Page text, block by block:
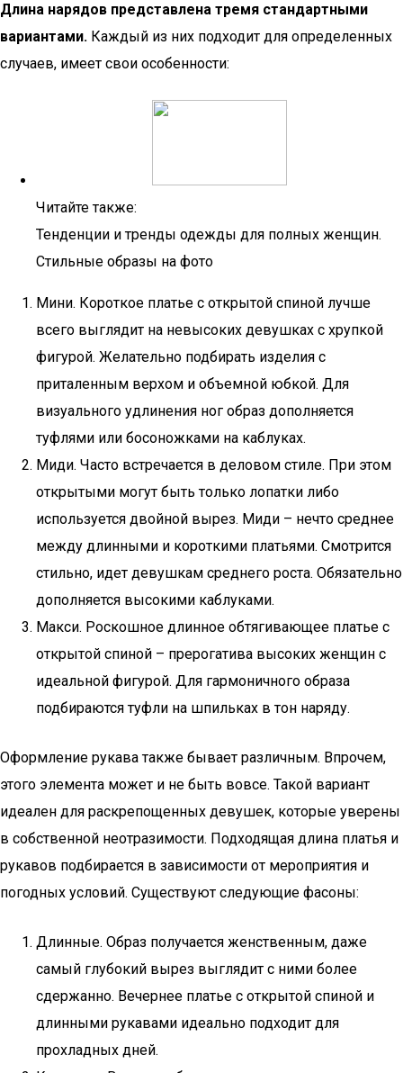
Длина нарядов представлена тремя стандартными
вариантами. Каждый из них подходит для определенных
случаев, имеет свои особенности:
Читайте также:
Тенденции и тренды одежды для полных женщин.
Стильные образы на фото
Мини. Короткое платье с открытой спиной лучше
всего выглядит на невысоких девушках с хрупкой
фигурой. Желательно подбирать изделия с
приталенным верхом и объемной юбкой. Для
визуального удлинения ног образ дополняется
туфлями или босоножками на каблуках.
Миди. Часто встречается в деловом стиле. При этом
открытыми могут быть только лопатки либо
используется двойной вырез. Миди – нечто среднее
между длинными и короткими платьями. Смотрится
стильно, идет девушкам среднего роста. Обязательно
дополняется высокими каблуками.
Макси. Роскошное длинное обтягивающее платье с
открытой спиной – прерогатива высоких женщин с
идеальной фигурой. Для гармоничного образа
подбираются туфли на шпильках в тон наряду.
Оформление рукава также бывает различным. Впрочем,
этого элемента может и не быть вовсе. Такой вариант
идеален для раскрепощенных девушек, которые уверены
в собственной неотразимости. Подходящая длина платья и
рукавов подбирается в зависимости от мероприятия и
погодных условий. Существуют следующие фасоны:
Длинные. Образ получается женственным, даже
самый глубокий вырез выглядит с ними более
сдержанно. Вечернее платье с открытой спиной и
длинными рукавами идеально подходит для
прохладных дней.